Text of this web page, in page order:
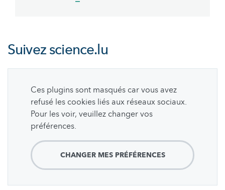
Suivezscience.lu
Ces plugins sont masqués car vous avez
refusé les cookies liés aux réseaux sociaux.
Pour les voir, veuillez changer vos
préférences.
CHANGER MES PRÉFÉRENCES